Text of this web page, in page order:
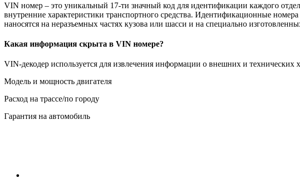
VIN номер – это уникальный 17-ти значный код для идентификации каждого
внутренние характеристики транспортного средства. Идентификационные
наносятся на неразъемных частях кузова или шасси и на специально
Какая информация скрыта в VIN номере?
VIN-декодер используется для извлечения информации о внешних и
Модель и мощность двигателя
Расход на трассе/по городу
Гарантия на автомобиль